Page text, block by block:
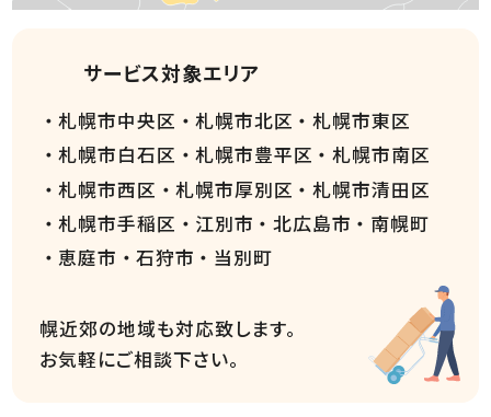
サービス対象エリア
札幌市中央区 札幌市北区
札幌市東区
札幌市白石区
札幌市豊平区
札幌市南区
札幌市西区
札幌市厚別区
札幌市清田区
札幌市手稲区
江別市 北広島市
南幌町
恵庭市
石狩市 当別町
幌近郊の地域も対応致します。
お気軽にご相談下さい。